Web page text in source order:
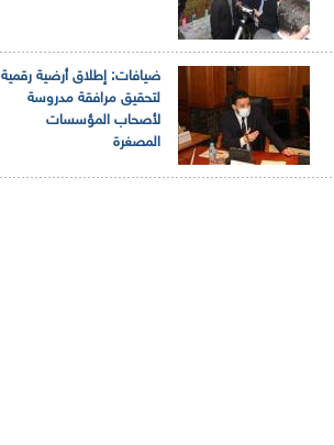
ضيافات: إطلاق أرضية رقمية
لتحقيق مرافقة مدروسة
لأصحاب المؤسسات
المصغرة